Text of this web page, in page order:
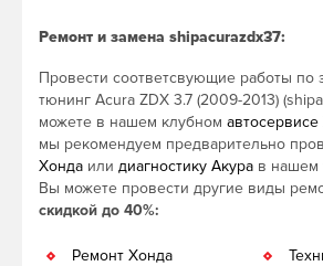
Ремонт и замена shipacurazdx37:
Провести соответсвующие работы по
тюнинг Acura ZDX 3.7 (2009-2013)
можете в нашем клубном
мы рекомендуем предварительно
Хонда или диагностику Акура в нашем
Вы можете провести другие виды
скидкой до 40%:
Ремонт Хонда